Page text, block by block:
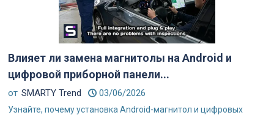
Влияет ли замена магнитолы на Android и
цифровой приборной панели...
от SMARTY Trend 03/06/2026
Узнайте, почему установка Android-магнитол и цифровых